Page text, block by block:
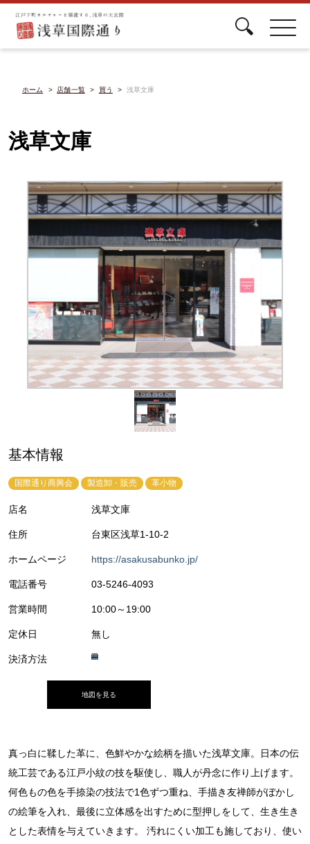
ホーム 店舗一覧 買う 浅草文庫
浅草文庫
基本情報
国際通り商興会 製造卸・販売 革小物
店名 浅草文庫
住所 台東区浅草1-10-2
ホームページ https://asakusabunko.jp/
電話番号 03-5246-4093
営業時間 10:00～19:00
定休日 無し
決済方法
地図を見る
真っ白に鞣した革に、色鮮やかな絵柄を描いた浅草文庫。日本の伝
統工芸である江戸小紋の技を駆使し、職人が丹念に作り上げます。
何色もの色を手捺染の技法で1色ずつ重ね、手描き友禅師がぼかし
の絵筆を入れ、最後に立体感を出すために型押しをして、生き生き
とした表情を与えていきます。 汚れにくい加工も施しており、使い